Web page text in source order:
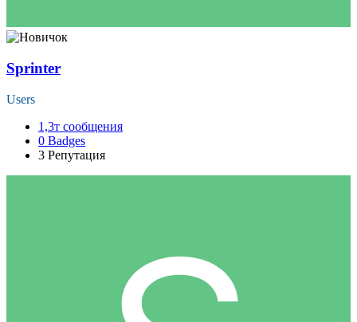
Sprinter
Users
1,3т сообщения
0 Badges
3 Репутация